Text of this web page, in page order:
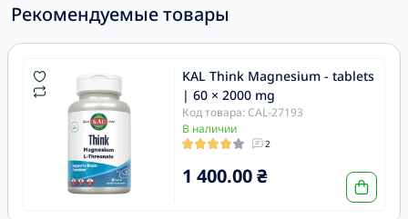
Рекомендуемые товары
KAL Think Magnesium - tablets
| 60 × 2000 mg
Код товара: CAL-27193
В наличии
2
1 400.00 ₴